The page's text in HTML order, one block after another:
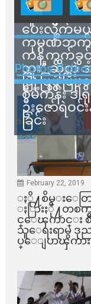
သက်ဆိုင်ရာ
သူတွေက ဂ
ပေးလိုက်မ
ကုမ္ပဏီဘ
ကန့်ကွက်ခွင့်
ဘူး” ဆိုတဲ့
မြို့ပြဖွံ့ဖြိုး
စီမံကိန်း ဒ
ဦးဇော်ရဲဝ
ခြင်း
Photos
February 22, 2019
ႏို႔စိမ္းေတြ
ႏြားႏို႔တစက္မွ
င္ေၾကာင္း
သူေရးရာမွ ဒုည
ပ္ေျပာၾကား